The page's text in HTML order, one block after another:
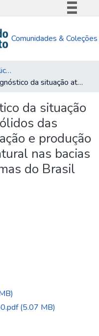
Comunica BR
Acesso à informação
Legislação
Comunidades & Coleções
Navegar por Tipo de Publicação
Diagnóstico da situação atual dos resíduos sólidos das atividades de exploração e produção de petróleo e gás natural nas bacias sedimentares marítimas do Brasil
da situação
das
e produção
nas bacias
do Brasil
(5.07 MB)